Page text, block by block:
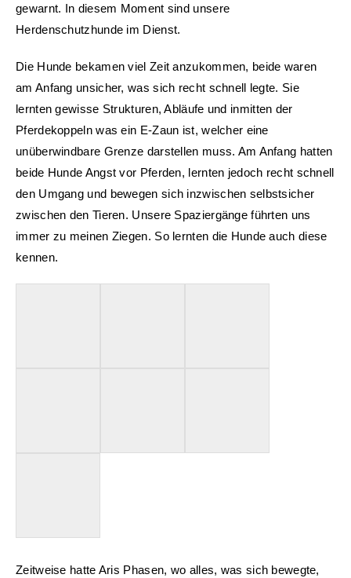
gewarnt. In diesem Moment sind unsere
Herdenschutzhunde im Dienst.
Die Hunde bekamen viel Zeit anzukommen, beide waren
am Anfang unsicher, was sich recht schnell legte. Sie
lernten gewisse Strukturen, Abläufe und inmitten der
Pferdekoppeln was ein E-Zaun ist, welcher eine
unüberwindbare Grenze darstellen muss. Am Anfang hatten
beide Hunde Angst vor Pferden, lernten jedoch recht schnell
den Umgang und bewegen sich inzwischen selbstsicher
zwischen den Tieren. Unsere Spaziergänge führten uns
immer zu meinen Ziegen. So lernten die Hunde auch diese
kennen.
Zeitweise hatte Aris Phasen, wo alles, was sich bewegte,